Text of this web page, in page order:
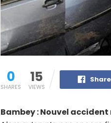
0
SHARES
15
VIEWS
Bambey : Nouvel